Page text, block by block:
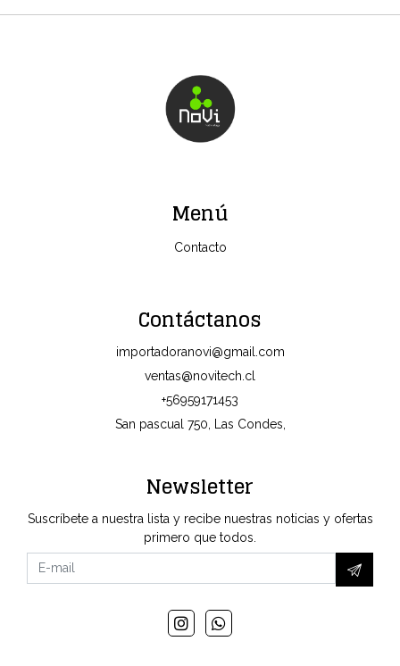
Menú
Contacto
Contáctanos
importadoranovi@gmail.com
ventas@novitech.cl
+56959171453
San pascual 750, Las Condes,
Newsletter
Suscríbete a nuestra lista y recibe nuestras noticias y ofertas
primero que todos.